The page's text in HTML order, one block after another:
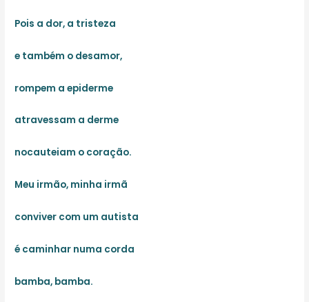
Pois a dor, a tristeza
e também o desamor,
rompem a epiderme
atravessam a derme
nocauteiam o coração.
Meu irmão, minha irmã
conviver com um autista
é caminhar numa corda
bamba, bamba.